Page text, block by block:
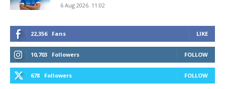
6 Aug 2026. 11:02
22,356 Fans LIKE
10,703 Followers FOLLOW
678 Followers FOLLOW